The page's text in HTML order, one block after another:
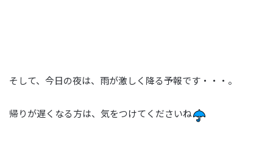
そして、今日の夜は、雨が激しく降る予報です・・・。
帰りが遅くなる方は、気をつけてくださいね